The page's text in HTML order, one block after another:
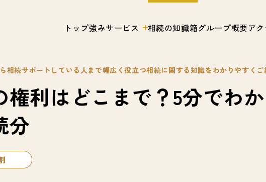
トップ強みサービス 相続の知識箱グループ概要ア
相続サポートしている人まで幅広く役立つ相続に関する知識をわかりやすくご
権利はどこまで？5分でわ
分